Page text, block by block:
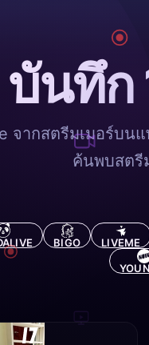
บันทึก
จากสตรีมเมอร์บน
ค้นพบสตรี
BIGO LIVEME